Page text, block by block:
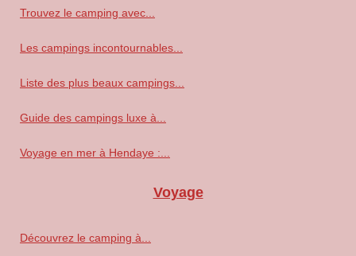
Trouvez le camping avec...
Les campings incontournables...
Liste des plus beaux campings...
Guide des campings luxe à...
Voyage en mer à Hendaye :...
Voyage
Découvrez le camping à...